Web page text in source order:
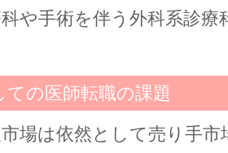
や手術を伴う外科系診療
ての医師転職の課題
場は依然として売り手市